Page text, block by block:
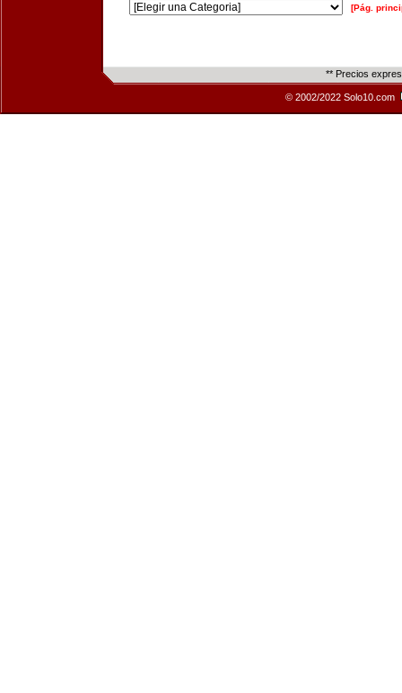
[Pág.
** Precios
© 2002/2022 Solo10.com